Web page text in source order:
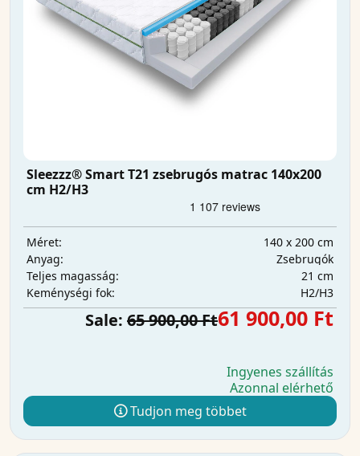
Sleezzz® Smart T21 zsebrugós matrac 140x200
cm H2/H3
Méret:
140 x 200 cm
Anyag:
Zsebrugók
Teljes magasság:
21 cm
Keménységi fok:
H2/H3
Sale: 65 900,00 Ft61 900,00 Ft
Ingyenes szállítás
Azonnal elérhető
Tudjon meg többet